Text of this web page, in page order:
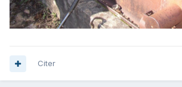
Citer